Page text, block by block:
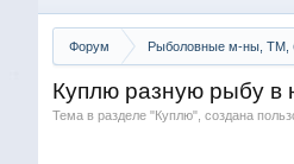
Форум
Куплю разную рыбу в
Тема в разделе "Куплю", создана